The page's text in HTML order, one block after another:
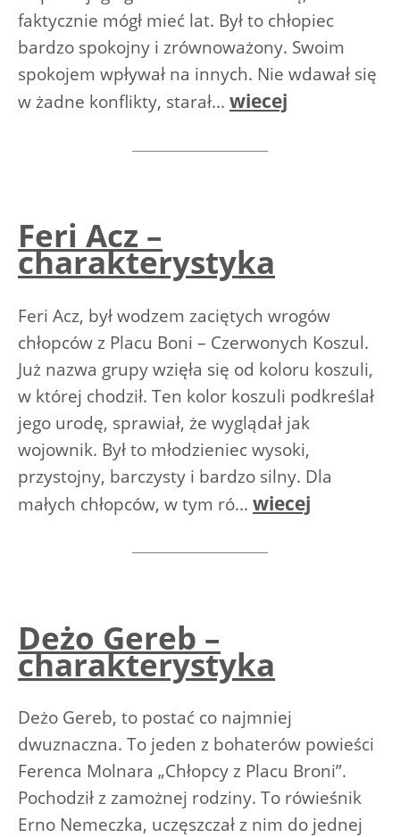
faktycznie mógł mieć lat. Był to chłopiec
bardzo spokojny i zrównoważony. Swoim
spokojem wpływał na innych. Nie wdawał się
w żadne konflikty, starał... wiecej
Feri Acz –
charakterystyka
Feri Acz, był wodzem zaciętych wrogów
chłopców z Placu Boni – Czerwonych Koszul.
Już nazwa grupy wzięła się od koloru koszuli,
w której chodził. Ten kolor koszuli podkreślał
jego urodę, sprawiał, że wyglądał jak
wojownik. Był to młodzieniec wysoki,
przystojny, barczysty i bardzo silny. Dla
małych chłopców, w tym ró... wiecej
Deżo Gereb –
charakterystyka
Deżo Gereb, to postać co najmniej
dwuznaczna. To jeden z bohaterów powieści
Ferenca Molnara „Chłopcy z Placu Broni”.
Pochodził z zamożnej rodziny. To rówieśnik
Erno Nemeczka, uczęszczał z nim do jednej